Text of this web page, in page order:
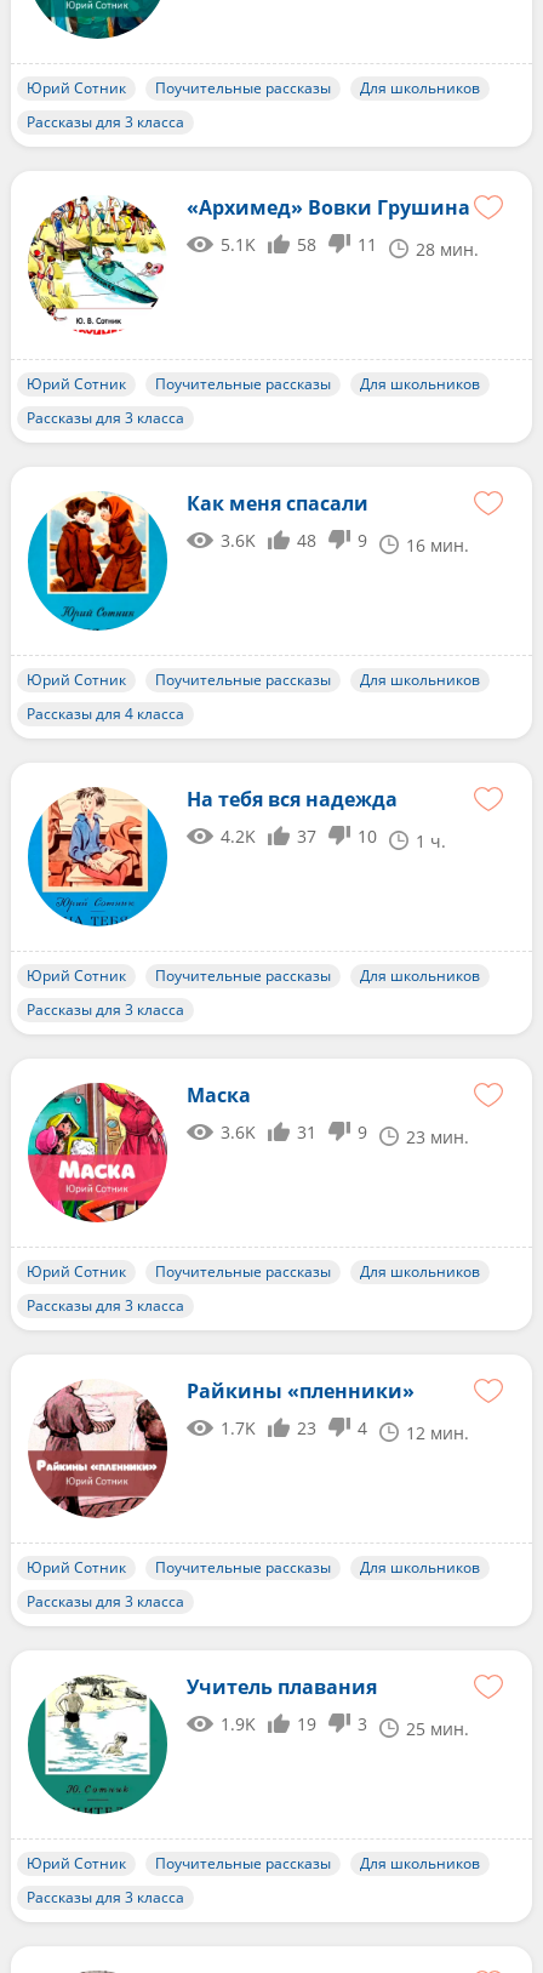
Юрий Сотник Поучительные рассказы
Для школьников
Рассказы для 3 класса
«Архимед» Вовки Грушина
5.1K 58 11 28 мин.
Юрий Сотник Поучительные рассказы
Для школьников
Рассказы для 3 класса
Как меня спасали
3.6K 48 9 16 мин.
Юрий Сотник Поучительные рассказы
Для школьников
Рассказы для 4 класса
На тебя вся надежда
4.2K 37 10 1 ч.
Юрий Сотник Поучительные рассказы
Для школьников
Рассказы для 3 класса
Маска
3.6K 31 9 23 мин.
Юрий Сотник Поучительные рассказы
Для школьников
Рассказы для 3 класса
Райкины «пленники»
1.7K 23 4 12 мин.
Юрий Сотник Поучительные рассказы
Для школьников
Рассказы для 3 класса
Учитель плавания
1.9K 19 3 25 мин.
Юрий Сотник Поучительные рассказы
Для школьников
Рассказы для 3 класса